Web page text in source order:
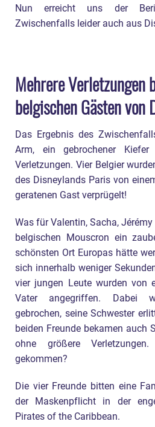
Nun erreicht uns der
Zwischenfalls leider auch aus
Mehrere Verletzungen
belgischen Gästen von
Das Ergebnis des
Arm, ein gebrochener
Verletzungen. Vier Belgier
des Disneylands Paris von
geratenen Gast verprügelt!
Was für Valentin, Sacha,
belgischen Mouscron ein
schönsten Ort Europas hätte
sich innerhalb weniger
vier jungen Leute wurden von
Vater angegriffen. Dabei
gebrochen, seine Schwester
beiden Freunde bekamen auch
ohne größere
gekommen?
Die vier Freunde bitten eine
der Maskenpflicht in der
Pirates of the Caribbean.